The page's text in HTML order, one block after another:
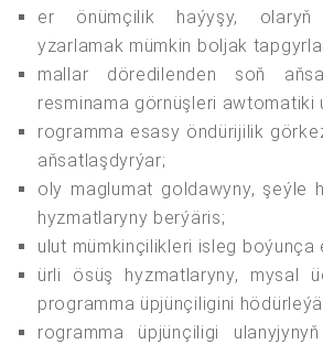
er önümçilik haýyşy, olaryň
yzarlamak mümkin boljak
mallar döredilenden soň
resminama görnüşleri awtomatiki
rogramma esasy öndürijilik
aňsatlaşdyrýar;
oly maglumat goldawyny, şeýle
hyzmatlaryny berýäris;
ulut mümkinçilikleri isleg boýunça
ürli ösüş hyzmatlaryny, mysal
programma üpjünçiligini
rogramma üpjünçiligi